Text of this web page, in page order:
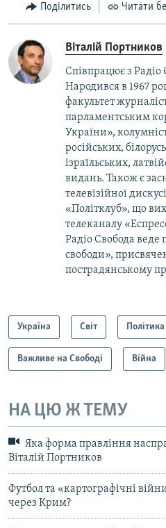
Поділитись Читати
Віталій Портников
Співпрацює з Радіо
Народився в 1967
факультет
парламентським
України»,
російських,
ізраїльських,
видань. Також є
телевізійної
«Політклуб», що
телеканалу
Радіо Свобода
свободи»,
пострадянському
Україна Світ Політика
Важливе на Свободі Війна
НА ЦЮ Ж ТЕМУ
Яка форма правління
Віталій Портников
Футбол та «картографічні
через Крим?